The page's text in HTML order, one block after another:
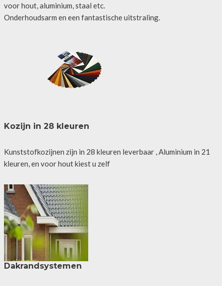
voor hout, aluminium, staal etc.
Onderhoudsarm en een fantastische uitstraling.
Kozijn in 28 kleuren
Kunststofkozijnen zijn in 28 kleuren leverbaar , Aluminium in 21
kleuren, en voor hout kiest u zelf
Dakrandsystemen